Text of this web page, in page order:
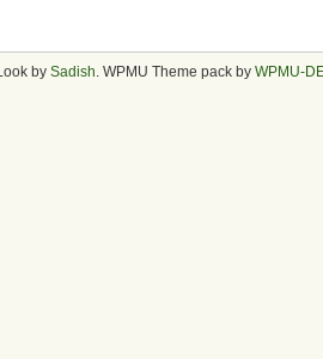
by Sadish . WPMU Theme pack by WPMU-